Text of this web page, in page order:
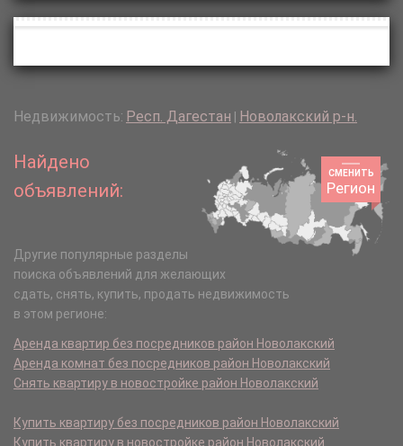
Недвижимость: Респ. Дагестан Новолакский р-н.
СМЕНИТЬ
Регион
Найдено
объявлений:
Другие популярные разделы
поиска объявлений для желающих
сдать, снять, купить, продать недвижимость
в этом регионе:
Аренда квартир без посредников район Новолакский
Аренда комнат без посредников район Новолакский
Снять квартиру в новостройке район Новолакский
Купить квартиру без посредников район Новолакский
Купить квартиру в новостройке район Новолакский